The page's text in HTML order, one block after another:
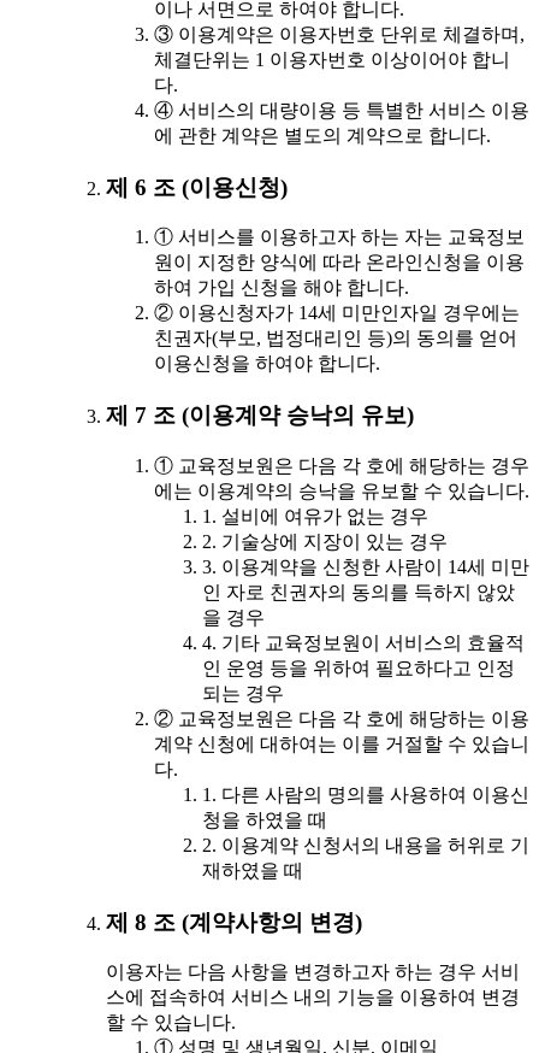
이나 서면으로 하여야 합니다.
③ 이용계약은 이용자번호 단위로 체결하며,
체결단위는 1 이용자번호 이상이어야 합니
다.
④ 서비스의 대량이용 등 특별한 서비스 이용
에 관한 계약은 별도의 계약으로 합니다.
제 6 조 (이용신청)
① 서비스를 이용하고자 하는 자는 교육정보
원이 지정한 양식에 따라 온라인신청을 이용
하여 가입 신청을 해야 합니다.
② 이용신청자가 14세 미만인자일 경우에는
친권자(부모, 법정대리인 등)의 동의를 얻어
이용신청을 하여야 합니다.
제 7 조 (이용계약 승낙의 유보)
① 교육정보원은 다음 각 호에 해당하는 경우
에는 이용계약의 승낙을 유보할 수 있습니다.
1. 설비에 여유가 없는 경우
2. 기술상에 지장이 있는 경우
3. 이용계약을 신청한 사람이 14세 미만
인 자로 친권자의 동의를 득하지 않았
을 경우
4. 기타 교육정보원이 서비스의 효율적
인 운영 등을 위하여 필요하다고 인정
되는 경우
② 교육정보원은 다음 각 호에 해당하는 이용
계약 신청에 대하여는 이를 거절할 수 있습니
다.
1. 다른 사람의 명의를 사용하여 이용신
청을 하였을 때
2. 이용계약 신청서의 내용을 허위로 기
재하였을 때
제 8 조 (계약사항의 변경)
이용자는 다음 사항을 변경하고자 하는 경우 서비
스에 접속하여 서비스 내의 기능을 이용하여 변경
할 수 있습니다.
① 성명 및 생년월일, 신분, 이메일